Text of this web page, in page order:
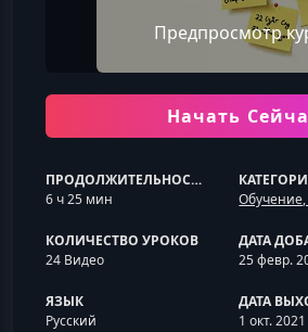
Предпросмотр
Начать
ПРОДОЛЖИТЕЛЬНОСТЬ
6 ч 25 мин
КОЛИЧЕСТВО УРОКОВ
24 Видео
ДАТА
25 февр.
ЯЗЫК
Русский
ДАТА
1 окт.